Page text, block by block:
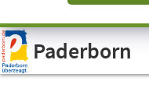
Visuelle
Assistenzsoftware
öffnen.Paderborn